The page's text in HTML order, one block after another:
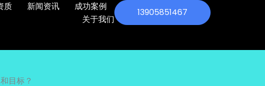
质 新闻资讯
成功案例
关于我们
13905851467
目标？